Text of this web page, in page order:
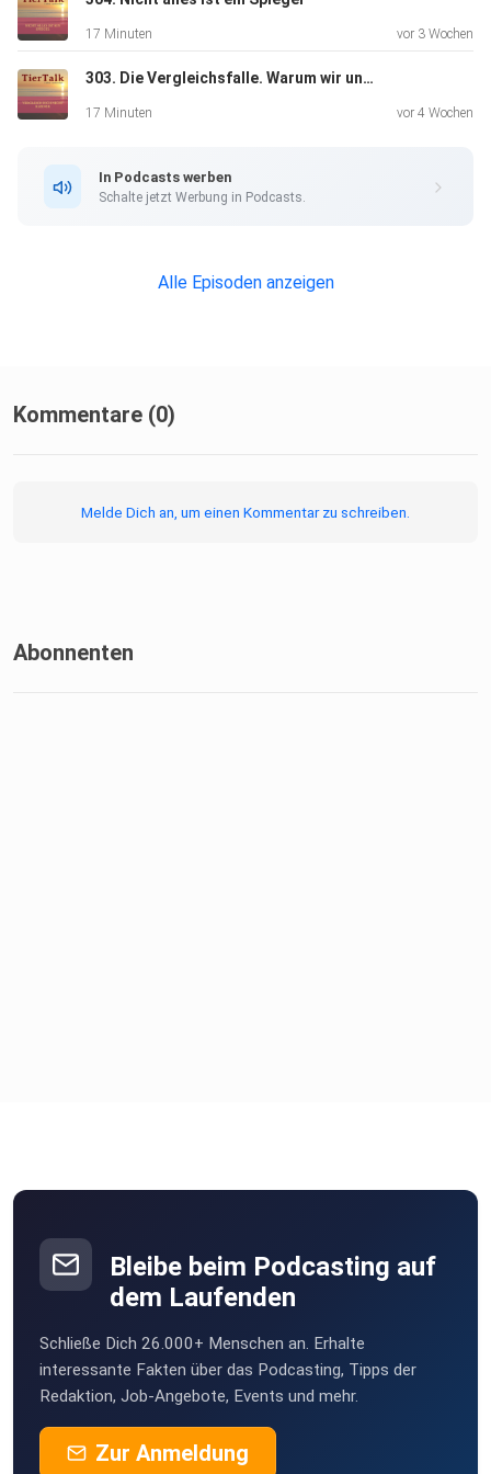
17 Minuten vor 3 Wochen
303. Die Vergleichsfalle. Warum wir uns kleiner machen als wir sind
17 Minuten vor 4 Wochen
In Podcasts werben
Schalte jetzt Werbung in Podcasts.
Alle Episoden anzeigen
Kommentare (0)
Melde Dich an, um einen Kommentar zu schreiben.
Abonnenten
Bleibe beim Podcasting auf
dem Laufenden
Schließe Dich 26.000+ Menschen an. Erhalte
interessante Fakten über das Podcasting, Tipps der
Redaktion, Job-Angebote, Events und mehr.
Zur Anmeldung